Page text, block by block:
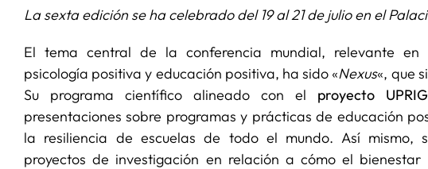
La sexta edición se ha celebrado del 19 al 21 de julio en el
El tema central de la conferencia mundial, relevante
psicología positiva y educación positiva, ha sido «Nexus«, que
Su programa científico alineado con el proyecto
presentaciones sobre programas y prácticas de educación
la resiliencia de escuelas de todo el mundo. Así mismo,
proyectos de investigación en relación a cómo el bienestar